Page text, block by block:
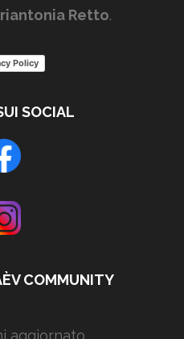
Retto.
Policy
SOCIAL
COMMUNITY
aggiornato